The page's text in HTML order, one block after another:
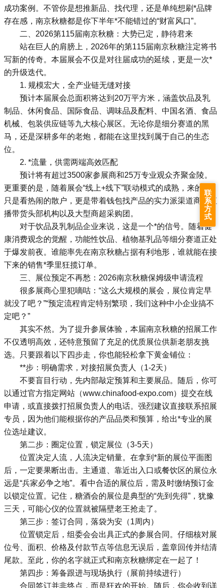
成功案例。不管你是想推新品、找代理，还是单纯想刷*品牌
存在感，南京秋糖都是你下半年*不能错过的“财富风口”。
二、2026第115届南京秋糖：大势已定，静待君来
站在巨人的肩膀上，2026年的第115届南京秋糖注定将书
写新的传奇。本届展会不仅是对往届成功的延续，更是一次*
的升级迭代。
1. 规模宏大，全产业链无缝对接
预计本届展会总面积将达到20万平方米，涵盖饮品及乳
制品、休闲食品、国际食品、调味品及配料、中国名酒、食品
机械、包装供应链等九大核心展区。无论你是细分赛道的黑
马，还是深耕多年的老炮，都能在这里找到属于自己的生态
位。
2. *流量，供需两端高效匹配
预计将有超过3500家参展商和25万专业观众齐聚金陵。
更重要的是，随着展会“线上+线下”联动模式的成熟，来的不
只是看热闹的散户，更是带着钱包找产品的实力派渠道商、直
播带货头部机构以及大型商超采购团。
对于饮品及乳制品企业来说，这是一个*的信号。随着健
康消费观念的觉醒，功能性饮品、植物基乳品等细分赛道正处
于爆发前夜。谁能率先在南京秋糖占据有利地形，谁就能在接
下来的销售*季里狂揽订单。
三、展位预定不再愁：2026南京秋糖保姆级申请流程
很多展商心里犯嘀咕：“这么大规模的展会，展位肯定早
就没了吧？”“预定流程肯定特别繁琐，我们这种中小企业搞不
定吧？”
其实不然。为了提升参展体验，本届南京秋糖的招展工作
不仅透明高效，还特意预留了充足的优质展位供新老朋友挑
选。只要跟着以下四步走，你也能轻松拿下黄金铺位：
**步：明确需求，对接招展负责人（1-2天）
不要盲目行动，先内部敲定预算和主要展品。随后，你可
以通过官方指定网站（www.chinafood-expo.com）提交在线
申请，或直接拨打招展负责人的电话。强烈建议直接联系招展
专员，因为他们能根据你的产品品类和预算，给出*专业的展
位选址建议。
第二步：圈定位置，锁定展位（3-5天）
位置决定人流，人流决定销量。在拿到*新的展位平面图
后，一定要果断出击。主通道、靠近出入口或餐饮区的展位永
远是“兵家必争之地”。看中合适的展位后，需及时缴纳预订金
以锁定位置。记住，糖酒会的展位是典型的“先到先得”，犹豫
三天，可能心仪的位置就被隔壁老王抢走了。
第三步：签订合同，落袋为安（1周内）
位置锁定后，组委会会出具正式的参展合同。仔细核对展
位号、面积、价格及付款节点等信息无误后，盖章回传并结清
尾款。至此，你的名字就正式和南京秋糖绑定在一起了！
第四步：筹备跟进与现场执行（展前持续进行）
合同签订并非终点，而是狂欢的开始。随后，你会收到详
联
系
方
式